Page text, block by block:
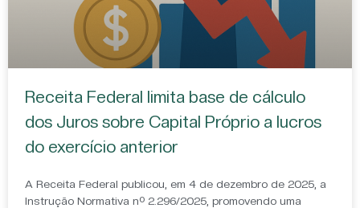
Receita Federal limita base de cálculo
dos Juros sobre Capital Próprio a lucros
do exercício anterior
A Receita Federal publicou, em 4 de dezembro de 2025, a
Instrução Normativa nº 2.296/2025, promovendo uma